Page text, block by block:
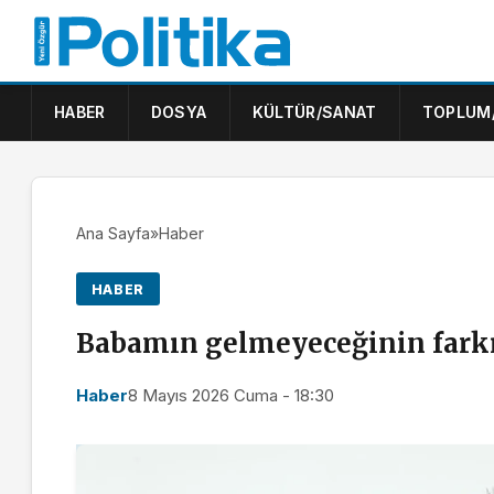
HABER DOSYA KÜLTÜR/SANAT
Ana Sayfa»Haber
HABER
Babamın gelmeyeceğinin
Haber8 Mayıs 2026 Cuma - 18:30